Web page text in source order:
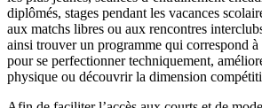
diplômés, stages pendant les vacances
aux matchs libres ou aux rencontres
ainsi trouver un programme qui correspond à
pour se perfectionner techniquement,
physique ou découvrir la dimension